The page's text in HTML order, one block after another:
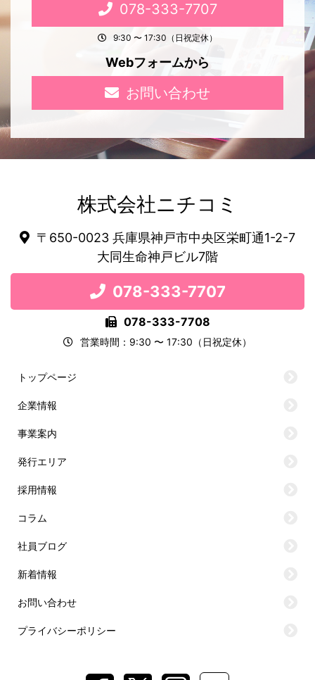
078-333-7707
9:30 〜 17:30（日祝定休）
Webフォームから
お問い合わせ
株式会社ニチコミ
〒650-0023 兵庫県神戸市中央区栄町通1-2-7
大同生命神戸ビル7階
078-333-7707
078-333-7708
営業時間：9:30 〜 17:30（日祝定休）
トップページ
企業情報
事業案内
発行エリア
採用情報
コラム
社員ブログ
新着情報
お問い合わせ
プライバシーポリシー